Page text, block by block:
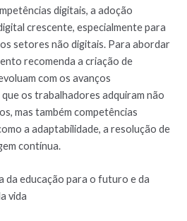
digitais, a adoção
crescente, especialmente para
setores não digitais. Para abordar
recomenda a criação de
com os avanços
os trabalhadores adquiram não
mas também competências
a adaptabilidade, a resolução de
contínua.
da educação para o futuro e da
vida